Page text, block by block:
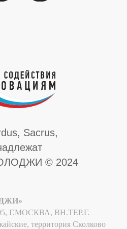
Г.МОСКВА, ВН.ТЕР.Г.
территория Сколково